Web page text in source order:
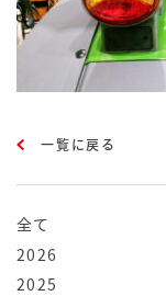
全て
2026
2025
一覧に戻る